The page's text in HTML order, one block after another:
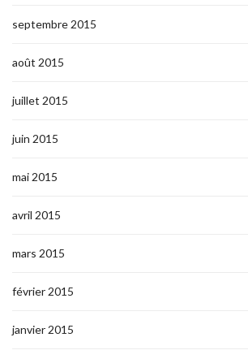
septembre 2015
août 2015
juillet 2015
juin 2015
mai 2015
avril 2015
mars 2015
février 2015
janvier 2015